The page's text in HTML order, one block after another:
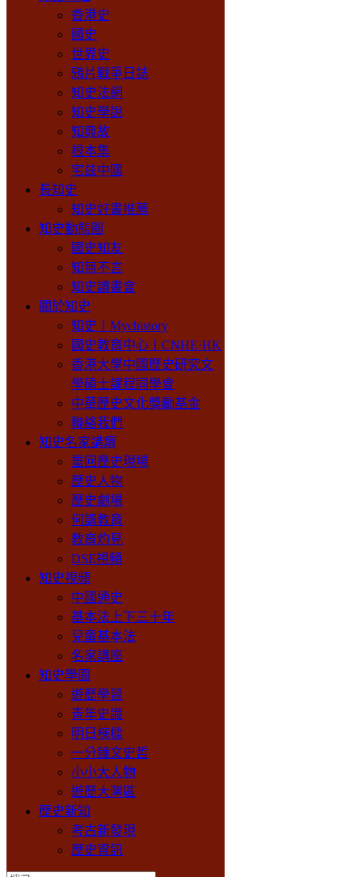
香港史
國史
世界史
鴉片戰爭日誌
知史法網
知史學說
知典故
根本集
宅兹中國
長知史
知史好書推薦
知史動態圈
國史知友
知無不言
知史讀書會
關於知史
知史丨Mychistory
國史教育中心丨CNHE·HK
香港大學中國歷史研究文
學碩士課程同學會
中華歷史文化獎勵基金
聯絡我們
知史名家講壇
重回歷史現場
歷史人物
歷史劇場
何謂教育
教育灼見
DSE視頻
知史視頻
中國通史
基本法上下三十年
兒童基本法
名家講座
知史學園
遊歷學習
青年史識
明日棟樑
一分鐘文史哲
小小大人物
遊歷大灣區
歷史新知
考古新發現
歷史資訊